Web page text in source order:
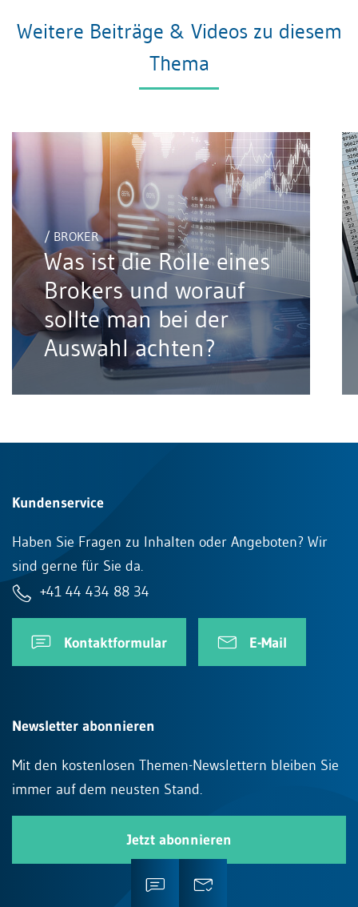
Weitere Beiträge & Videos zu diesem
Thema
/ BROKER
Was ist die Rolle eines
Brokers und worauf
sollte man bei der
Auswahl achten?
Kundenservice
Haben Sie Fragen zu Inhalten oder Angeboten? Wir
sind gerne für Sie da.
+41 44 434 88 34
Kontaktformular E-Mail
Newsletter abonnieren
Mit den kostenlosen Themen-Newslettern bleiben Sie
immer auf dem neusten Stand.
Jetzt abonnieren